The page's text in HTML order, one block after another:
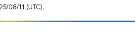
08/11 (UTC).